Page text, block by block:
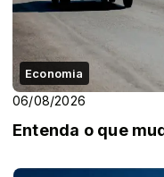
Economia
06/08/2026
Entenda o que